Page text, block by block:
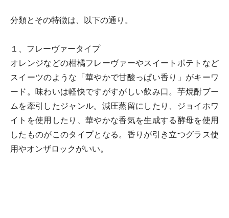
分類とその特徴は、以下の通り。
１、フレーヴァータイプ
オレンジなどの柑橘フレーヴァーやスイートポテトなど
スイーツのような「華やかで甘酸っぱい香り」がキーワ
ード。味わいは軽快ですがすがしい飲み口。芋焼酎ブー
ムを牽引したジャンル。減圧蒸留にしたり、ジョイホワ
イトを使用したり、華やかな香気を生成する酵母を使用
したものがこのタイプとなる。香りが引き立つグラス使
用やオンザロックがいい。